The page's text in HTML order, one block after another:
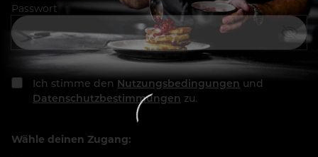
Passwort
Ich stimme den Nutzungsbedingungen und
Datenschutzbestimmungen zu.
Wähle deinen Zugang: